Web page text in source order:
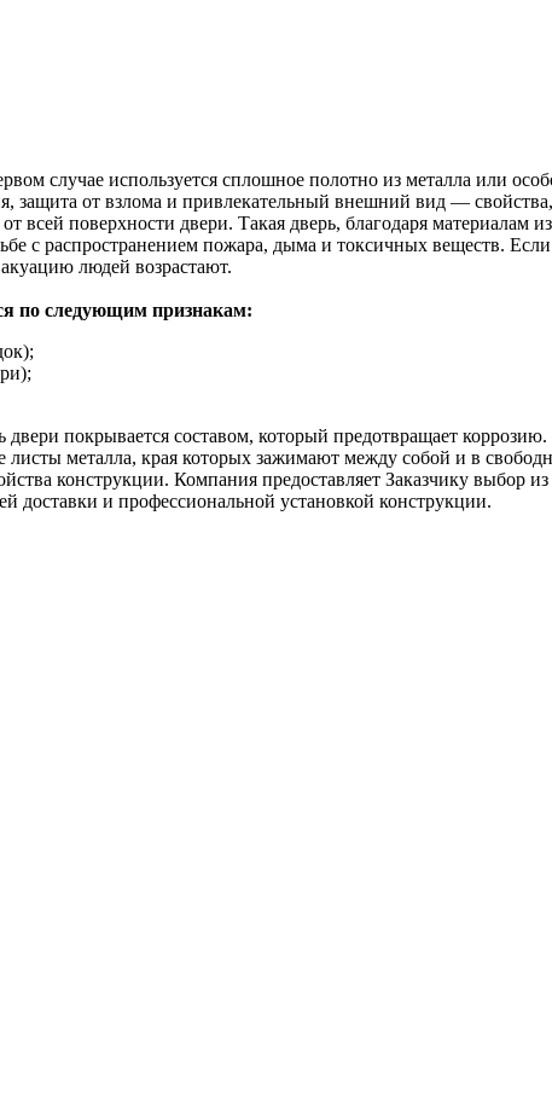
случае используется сплошное полотно из металла или
защита от взлома и привлекательный внешний вид —
всей поверхности двери. Такая дверь, благодаря материалам
с распространением пожара, дыма и токсичных веществ.
людей возрастают.
по следующим признакам:
покрывается составом, который предотвращает коррозию.
металла, края которых зажимают между собой и в
конструкции. Компания предоставляет Заказчику выбор
доставки и профессиональной установкой конструкции.